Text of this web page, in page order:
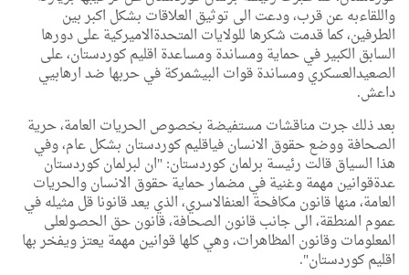
واللقاءبهعنقرب،ودعت الى توثيق العلاقات بشكل اكبربين
الطرفين،كماقدمت شكرها للولايات المتحدةالاميركيةعلىدورها
السابق الكبيرفيحمايةومساندةومساعدة اقليمكوردستان،على
الصعيدالعسكريومساندةقوات البيشمركةفيحربها ضدارهابيي
داعش.
بعدذلكجرتمناقشاتمستفيضة بخصوص الحريات العامة،حرية
الصحافةووضعحقوق الانسانفياقليمكوردستان بشكلعام،وفي
هذا السياققالت رئيسة برلمانكوردستان: "ان لبرلمانكوردستان
عدةقوانينمهمةوغنيةفيمضمارحمايةحقوق الانسانوالحريات
العامة،منهاقانونمكافحةالعنفالاسري،الذي يعدقانوناقلمثيلهفي
عموم المنطقة،الىجانبقانون الصحافة،قانونحق الحصولعلى
المعلوماتوقانون المظاهرات،وهيكلهاقوانينمهمة يعتزويفخربها
اقليمكوردستان".